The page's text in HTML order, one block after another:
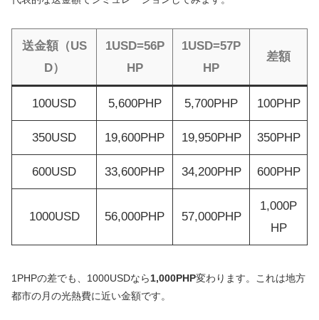
送金額（US
D）
1USD=56P
HP
1USD=57P
HP
差額
100USD 5,600PHP 5,700PHP 100PHP
350USD 19,600PHP 19,950PHP 350PHP
600USD 33,600PHP 34,200PHP 600PHP
1000USD 56,000PHP 57,000PHP
1,000P
HP
1PHPの差でも、1000USDなら1,000PHP変わります。これは地方
都市の月の光熱費に近い金額です。